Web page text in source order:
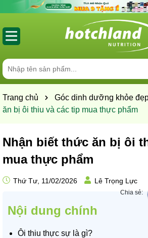
Trang chủ Góc dinh dưỡng khỏe
ăn bị ôi thiu và các tip mua thực phẩm
Nhận biết thức ăn bị ôi
mua thực phẩm
Thứ Tư, 11/02/2026 Lê Trọng Lực
Chia sẻ:
Nội dung chính
Ôi thiu thực sự là gì?